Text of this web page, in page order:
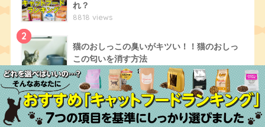
れ？
8818 views
2
猫のおしっこの臭いがキツい！！猫のおしっ
この匂いを消す方法
6378 views
3
猫はいつまで子猫なの？子猫の時期と猫の寿
命について